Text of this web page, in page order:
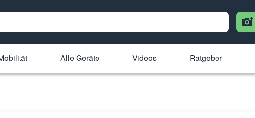
Alle Geräte Videos Ratgeber